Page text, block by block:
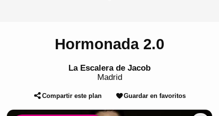
Hormonada 2.0
La Escalera de Jacob
Madrid
Compartir este plan Guardar en favoritos